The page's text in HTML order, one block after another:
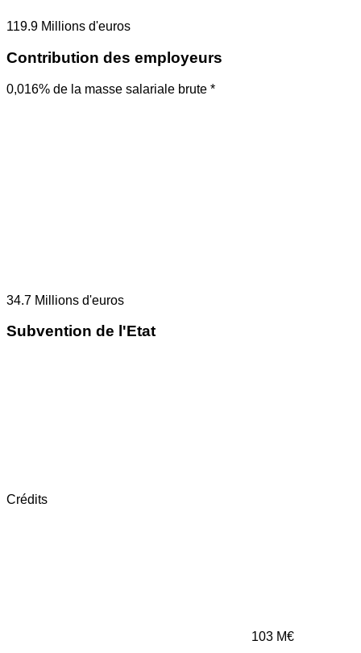
119.9 Millions d'euros
Contribution des employeurs
0,016% de la masse salariale brute *
34.7 Millions d'euros
Subvention de l'Etat
Crédits
103 M€